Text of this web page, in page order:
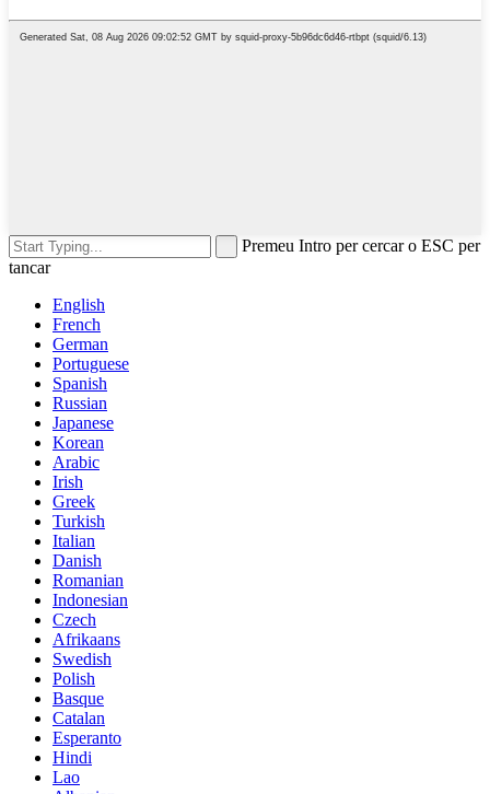
Premeu Intro per cercar o ESC per
tancar
English
French
German
Portuguese
Spanish
Russian
Japanese
Korean
Arabic
Irish
Greek
Turkish
Italian
Danish
Romanian
Indonesian
Czech
Afrikaans
Swedish
Polish
Basque
Catalan
Esperanto
Hindi
Lao